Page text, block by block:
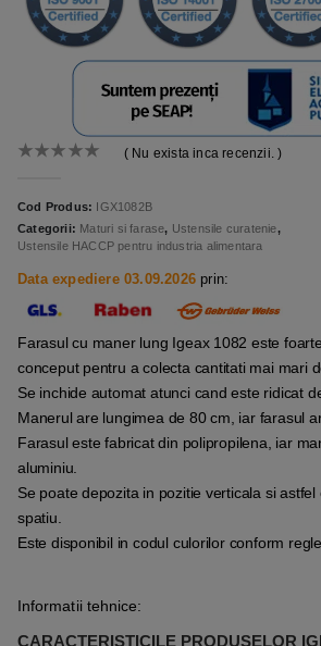
( Nu exista inca recenzii. )
Cod Produs: IGX1082B
Categorii: Maturi si farase, Ustensile curatenie,
Ustensile HACCP pentru industria alimentara
Data expediere 03.09.2026 prin:
Farasul cu maner lung Igeax 1082 este
conceput pentru a colecta cantitati mai mari
Se inchide automat atunci cand este ridicat
Manerul are lungimea de 80 cm, iar farasul
Farasul este fabricat din polipropilena, iar
aluminiu.
Se poate depozita in pozitie verticala si
spatiu.
Este disponibil in codul culorilor conform
Informatii tehnice:
CARACTERISTICILE PRODUSELOR